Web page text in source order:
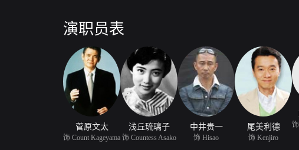
演职员表
菅原文太
饰 Count Kageyama
浅丘琉璃子
饰 Countess Asako
中井贵一
饰 Hisao
尾美利德
饰 Kenjiro